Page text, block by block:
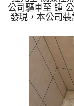
公司驅車至 鍾
發現，本公司
至水管，等了
波 模式，一洗
水，還噴出西
正常了。 如是
泥沙堆積，洗
化錳，管壁上
一樣黑，有些
質